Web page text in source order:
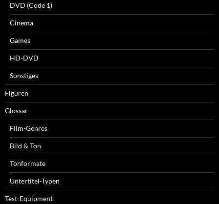
DVD (Code 1)
Cinema
Games
HD-DVD
Sonstiges
Figuren
Glossar
Film-Genres
Bild & Ton
Tonformate
Untertitel-Typen
Test-Equipment